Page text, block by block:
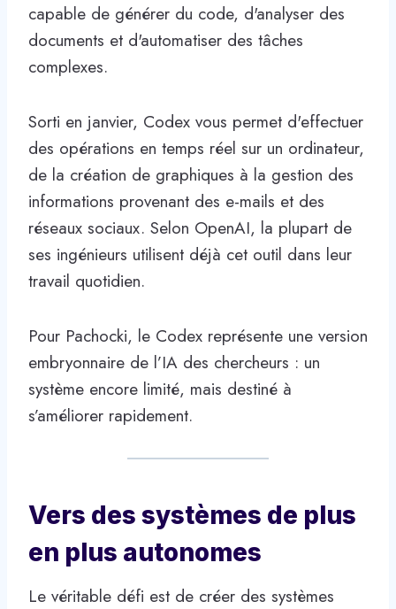
capable de générer du code, d'analyser des
documents et d'automatiser des tâches
complexes.
Sorti en janvier, Codex vous permet d'effectuer
des opérations en temps réel sur un ordinateur,
de la création de graphiques à la gestion des
informations provenant des e-mails et des
réseaux sociaux. Selon OpenAI, la plupart de
ses ingénieurs utilisent déjà cet outil dans leur
travail quotidien.
Pour Pachocki, le Codex représente une version
embryonnaire de l’IA des chercheurs : un
système encore limité, mais destiné à
s’améliorer rapidement.
Vers des systèmes de plus
en plus autonomes
Le véritable défi est de créer des systèmes